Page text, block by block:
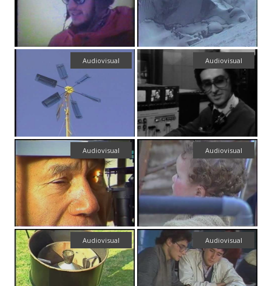
Audiovisual Audiovisual
Audiovisual Audiovisual
Audiovisual Audiovisual